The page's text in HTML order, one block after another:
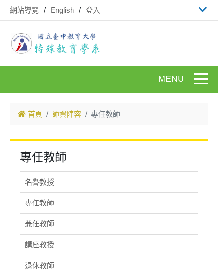
跳到主要內容
網站導覽 English 登入
首頁 師資陣容 專任教師
專任教師
名譽教授
專任教師
兼任教師
講座教授
退休教師